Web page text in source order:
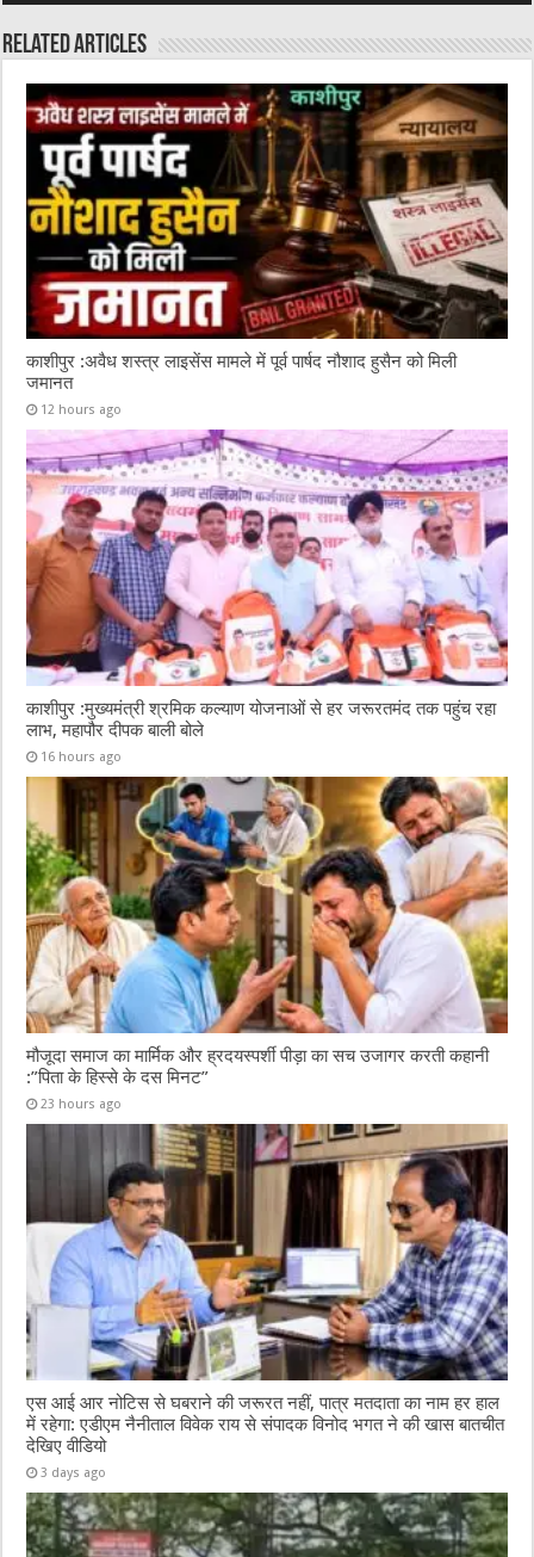
Related Articles
काशीपुर :अवैध शस्त्र लाइसेंस मामले में पूर्व पार्षद नौशाद हुसैन को मिली
जमानत
12 hours ago
काशीपुर :मुख्यमंत्री श्रमिक कल्याण योजनाओं से हर जरूरतमंद तक पहुंच रहा
लाभ, महापौर दीपक बाली बोले
16 hours ago
मौजूदा समाज का मार्मिक और ह्रदयस्पर्शी पीड़ा का सच उजागर करती कहानी
:”पिता के हिस्से के दस मिनट”
23 hours ago
एस आई आर नोटिस से घबराने की जरूरत नहीं, पात्र मतदाता का नाम हर हाल
में रहेगा: एडीएम नैनीताल विवेक राय से संपादक विनोद भगत ने की खास बातचीत
देखिए वीडियो
3 days ago